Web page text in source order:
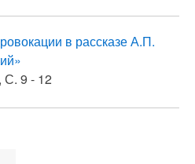
в рассказе А.П.
С. 9 - 12